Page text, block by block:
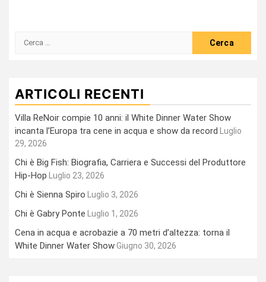
Ricerca
ARTICOLI RECENTI
Villa ReNoir compie 10 anni: il White Dinner Water Show
incanta l’Europa tra cene in acqua e show da record
Luglio
29, 2026
Chi è Big Fish: Biografia, Carriera e Successi del Produttore
Hip-Hop
Luglio 23, 2026
Chi è Sienna Spiro Luglio 3, 2026
Chi è Gabry Ponte Luglio 1, 2026
Cena in acqua e acrobazie a 70 metri d’altezza: torna il
White Dinner Water ShowGiugno 30, 2026